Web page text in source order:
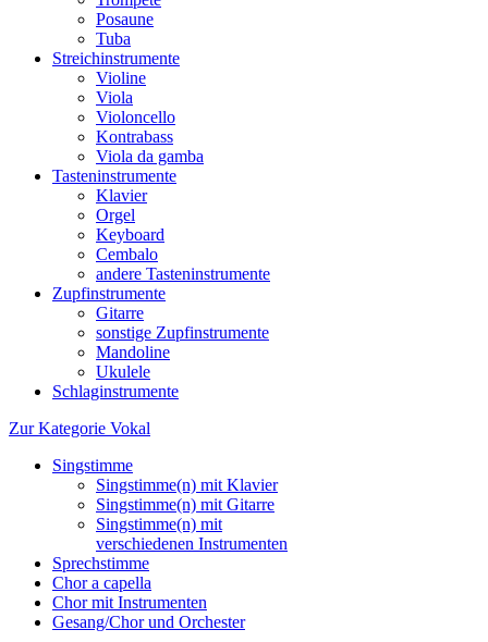
Posaune
Tuba
Streichinstrumente
Violine
Viola
Violoncello
Kontrabass
Viola da gamba
Tasteninstrumente
Klavier
Orgel
Keyboard
Cembalo
andere Tasteninstrumente
Zupfinstrumente
Gitarre
sonstige Zupfinstrumente
Mandoline
Ukulele
Schlaginstrumente
Zur Kategorie Vokal
Singstimme
Singstimme(n) mit Klavier
Singstimme(n) mit Gitarre
Singstimme(n) mit
verschiedenen Instrumenten
Sprechstimme
Chor a capella
Chor mit Instrumenten
Gesang/Chor und Orchester